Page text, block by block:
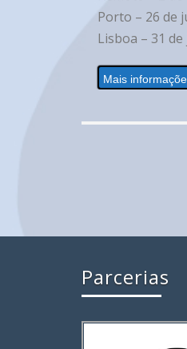
Porto – 26 de
Lisboa – 31
Mais
Parcerias